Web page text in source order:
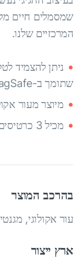
שמסמלים חיים
המרכזיים שלנו.
ניתן להצמיד
שתומך ב-MagSafe באמצעות מגנט חזק;
מיוצר מעור
מכיל 3 כרטיסים.
בהרכב המוצר
עור אקולוגי,
ארץ ייצור